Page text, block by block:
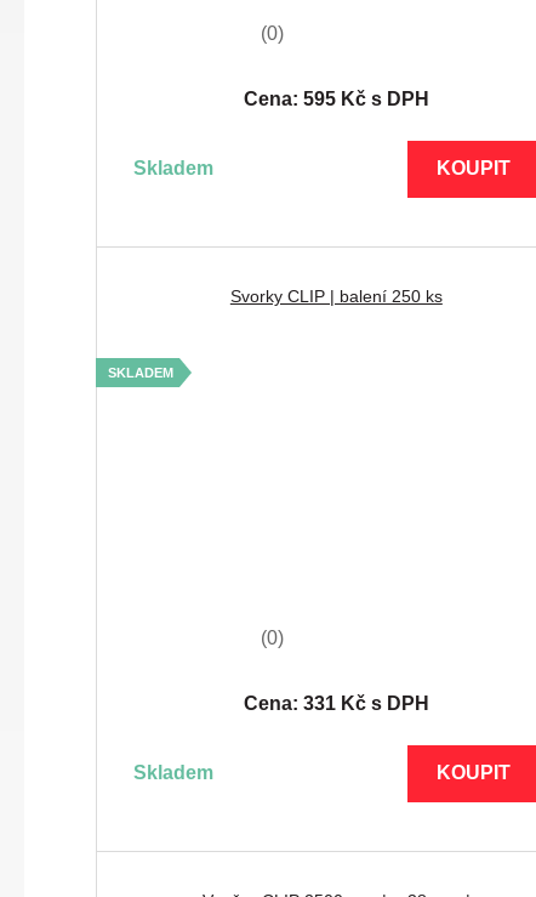
(0)
Cena: 595 Kč s DPH
skladem KOUPIT
Svorky CLIP | balení 250 ks
SKLADEM
(0)
Cena: 331 Kč s DPH
skladem KOUPIT